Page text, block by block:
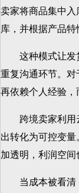
卖家将商品集中入
库，并根据产品特
这种模式让发货
重复沟通环节。
再依赖个人经验，
跨境卖家利用云
出转化为可控变
加透明，利润空间
当成本被看清，